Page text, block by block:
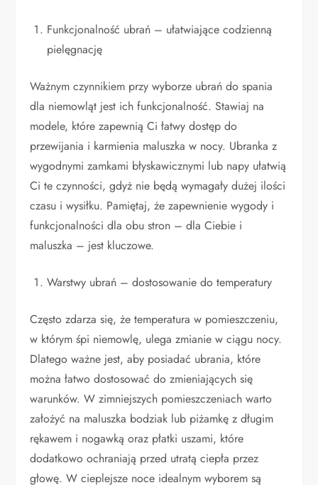
Funkcjonalność ubrań – ułatwiające codzienną
pielęgnację
Ważnym czynnikiem przy wyborze ubrań do spania
dla niemowląt jest ich funkcjonalność. Stawiaj na
modele, które zapewnią Ci łatwy dostęp do
przewijania i karmienia maluszka w nocy. Ubranka z
wygodnymi zamkami błyskawicznymi lub napy ułatwią
Ci te czynności, gdyż nie będą wymagały dużej ilości
czasu i wysiłku. Pamiętaj, że zapewnienie wygody i
funkcjonalności dla obu stron – dla Ciebie i
maluszka – jest kluczowe.
Warstwy ubrań – dostosowanie do temperatury
Często zdarza się, że temperatura w pomieszczeniu,
w którym śpi niemowlę, ulega zmianie w ciągu nocy.
Dlatego ważne jest, aby posiadać ubrania, które
można łatwo dostosować do zmieniających się
warunków. W zimniejszych pomieszczeniach warto
założyć na maluszka bodziak lub piżamkę z długim
rękawem i nogawką oraz płatki uszami, które
dodatkowo ochraniają przed utratą ciepła przez
głowę. W cieplejsze noce idealnym wyborem są